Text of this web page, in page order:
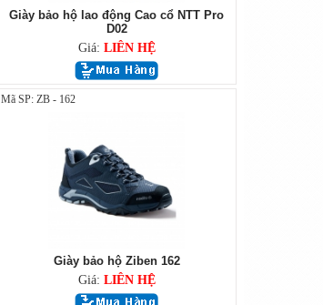
Giày bảo hộ lao động Cao cổ NTT Pro
D02
Giá: LIÊN HỆ
Mã SP: ZB - 162
Giày bảo hộ Ziben 162
Giá: LIÊN HỆ